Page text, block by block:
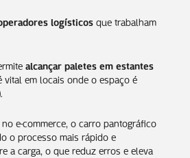
logísticosque trabalham
alcançar paletes em estantes
vital em locais onde o espaço é
e-commerce, o carro pantográfico
o processo mais rápido e
a carga, o que reduz erros e eleva